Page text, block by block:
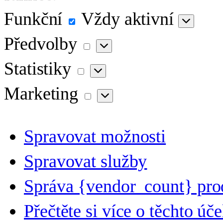
Funkční
Funkční
Vždy aktivní
Předvolby
Předvolby
Statistiky
Statistiky
Marketing
Marketing
Spravovat možnosti
Spravovat služby
Správa {vendor_count}
Přečtěte si více o těchto